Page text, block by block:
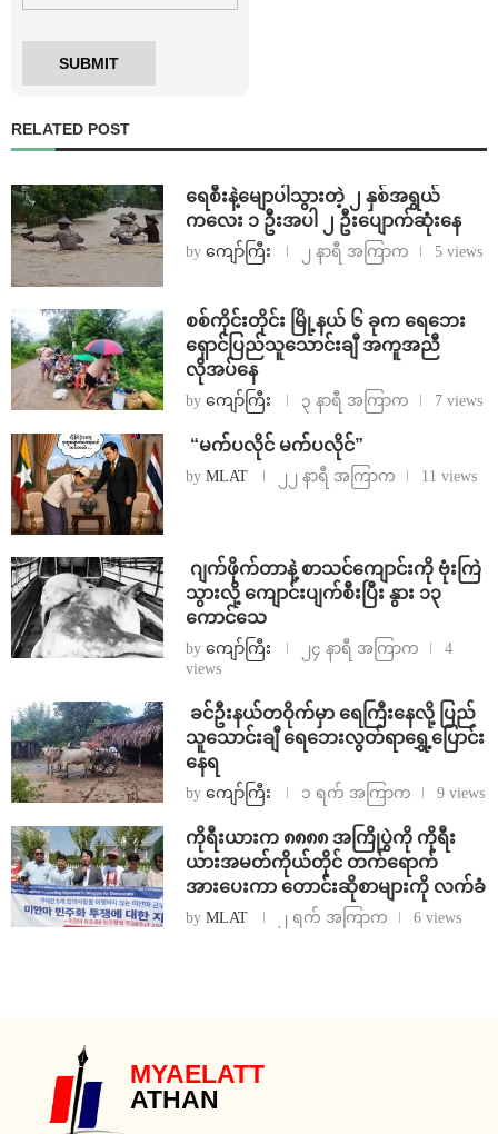
RELATED POST
ရေစီးနဲ့မျောပါသွားတဲ့ ၂ နှစ်အရွယ်
ကလေး ၁ ဦးအပါ ၂ ဦးပျောက်ဆုံးနေ
by ကျော်ကြီး ၂ နာရီ အကြာက 5 views
စစ်ကိုင်းတိုင်း မြို့နယ် ၆ ခုက ရေဘေး
ရှောင်ပြည်သူသောင်းချီ အကူအညီ
လိုအပ်နေ
by ကျော်ကြီး ၃ နာရီ အကြာက 7 views
⁨ ⁨“မက်ပလိုင် မက်ပလိုင်”
by MLAT ၂၂ နာရီ အကြာက 11 views
⁨⁩ ⁨ဂျက်ဖိုက်တာနဲ့ စာသင်ကျောင်းကို ဗုံးကြဲ
သွားလို့ ကျောင်းပျက်စီးပြီး နွား ၁၃
ကောင်သေ
by ကျော်ကြီး ၂၄ နာရီ အကြာက
4
views
⁩ ⁨ခင်ဦးနယ်တဝိုက်မှာ ရေကြီးနေလို့ ပြည်
သူသောင်းချီ ရေဘေးလွတ်ရာရွှေ့ပြောင်း
နေရ
by ကျော်ကြီး ၁ ရက် အကြာက 9 views
ကိုရီးယားက ၈၈၈၈ အကြိုပွဲကို ကိုရီး
ယားအမတ်ကိုယ်တိုင် တက်ရောက်
အားပေးကာ တောင်းဆိုစာများကို လက်ခံ
by MLAT ၂ ရက် အကြာက 6 views
MYAELATT
ATHAN